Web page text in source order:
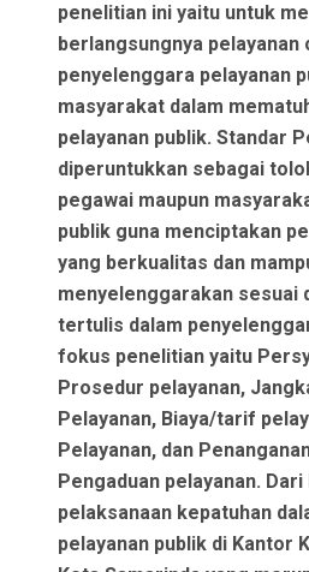
penelitian ini yaitu untuk
berlangsungnya pelayanan
penyelenggara pelayanan
masyarakat dalam
pelayanan publik. Standar
diperuntukkan sebagai
pegawai maupun
publik guna menciptakan
yang berkualitas dan
menyelenggarakan sesuai
tertulis dalam
fokus penelitian yaitu
Prosedur pelayanan,
Pelayanan, Biaya/tarif
Pelayanan, dan
Pengaduan pelayanan.
pelaksanaan kepatuhan
pelayanan publik di Kantor